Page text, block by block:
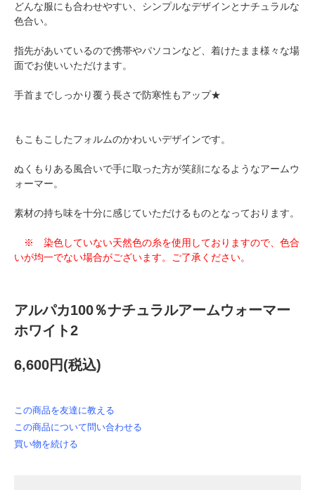
どんな服にも合わせやすい、シンプルなデザインとナチュラルな
色合い。
指先があいているので携帯やパソコンなど、着けたまま様々な場
面でお使いいただけます。
手首までしっかり覆う長さで防寒性もアップ★
もこもこしたフォルムのかわいいデザインです。
ぬくもりある風合いで手に取った方が笑顔になるようなアームウ
ォーマー。
素材の持ち味を十分に感じていただけるものとなっております。
※ 染色していない天然色の糸を使用しておりますので、色合
いが均一でない場合がございます。ご了承ください。
アルパカ100％ナチュラルアームウォーマー
ホワイト2
6,600円(税込)
この商品を友達に教える
この商品について問い合わせる
買い物を続ける